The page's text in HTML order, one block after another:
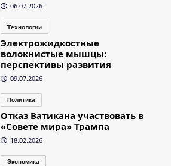
06.07.2026
Технологии
Электрожидкостные
волокнистые мышцы:
перспективы развития
09.07.2026
Политика
Отказ Ватикана участвовать в
«Совете мира» Трампа
18.02.2026
Экономика